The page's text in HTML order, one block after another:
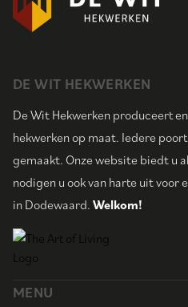
DE WIT HEKWERKEN
De Wit Hekwerken produceert
hekwerken op maat. Iedere
gemaakt. Onze website biedt u
nodigen u ook van harte uit voor
in Dodewaard. Welkom!
MENU